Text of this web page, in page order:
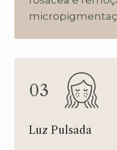
03
Luz Pulsada